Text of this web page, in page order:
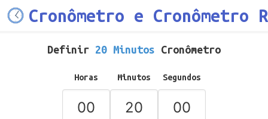
Cronômetro e Cronômetro
Definir 20 Minutos Cronômetro
Horas Minutos Segundos